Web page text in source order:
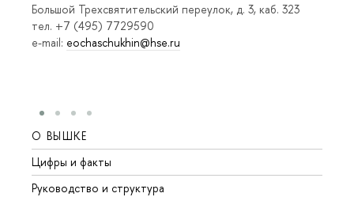
Большой Трехсвятительский переулок, д. 3, каб. 323
тел. +7 (495) 7729590
e-mail: eochaschukhin@hse.ru
О ВЫШКЕ
Цифры и факты
Руководство и структура